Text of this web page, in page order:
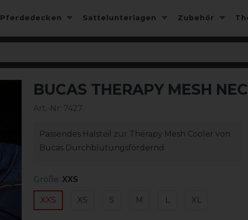
Pferdedecken Sattelunterlagen Zubehör
BUCAS THERAPY MESH
Art.-Nr: 7427
Passendes Halsteil zur Therapy Mesh Cooler von
Bucas Durchblutungsfördernd
Größe: XXS
XXS XS S M L XL